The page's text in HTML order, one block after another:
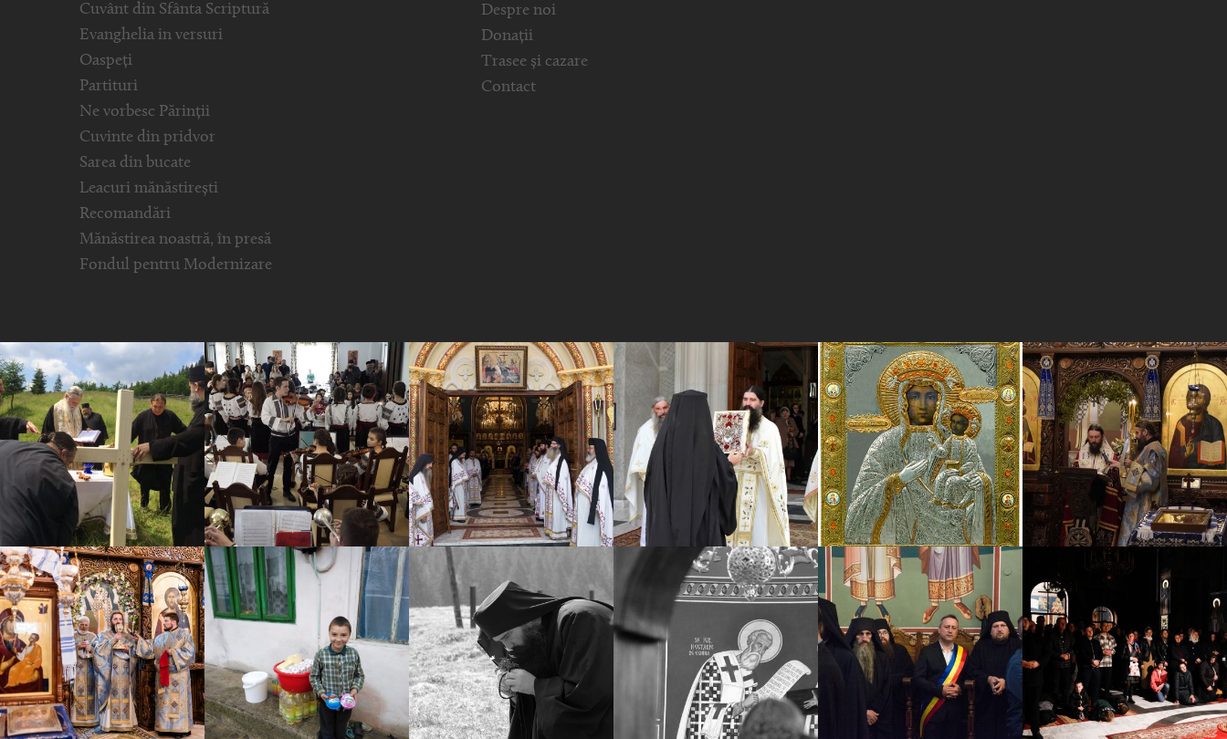
Cuvânt din Sfânta Scriptură
Evanghelia in versuri
Oaspeți
Partituri
Ne vorbesc Părinții
Cuvinte din pridvor
Sarea din bucate
Leacuri mănăstirești
Recomandări
Mănăstirea noastră, în presă
Fondul pentru Modernizare
Despre noi
Donații
Trasee și cazare
Contact